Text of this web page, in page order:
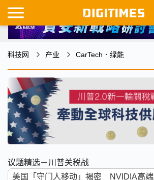
科技网 产业 CarTech．绿能
议题精选－川普关税战